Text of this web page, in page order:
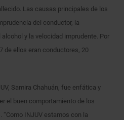
Las causas principales de los
del conductor, la
y la velocidad imprudente. Por
de ellos eran conductores, 20
Samira Chahuán, fue enfática y
el buen comportamiento de los
INJUV estamos con la